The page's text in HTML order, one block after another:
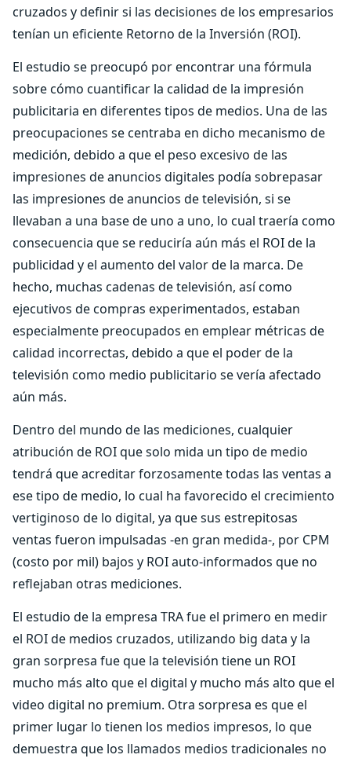
cruzados y definir si las decisiones de los empresarios
tenían un eficiente Retorno de la Inversión (ROI).
El estudio se preocupó por encontrar una fórmula
sobre cómo cuantificar la calidad de la impresión
publicitaria en diferentes tipos de medios. Una de las
preocupaciones se centraba en dicho mecanismo de
medición, debido a que el peso excesivo de las
impresiones de anuncios digitales podía sobrepasar
las impresiones de anuncios de televisión, si se
llevaban a una base de uno a uno, lo cual traería como
consecuencia que se reduciría aún más el ROI de la
publicidad y el aumento del valor de la marca. De
hecho, muchas cadenas de televisión, así como
ejecutivos de compras experimentados, estaban
especialmente preocupados en emplear métricas de
calidad incorrectas, debido a que el poder de la
televisión como medio publicitario se vería afectado
aún más.
Dentro del mundo de las mediciones, cualquier
atribución de ROI que solo mida un tipo de medio
tendrá que acreditar forzosamente todas las ventas a
ese tipo de medio, lo cual ha favorecido el crecimiento
vertiginoso de lo digital, ya que sus estrepitosas
ventas fueron impulsadas -en gran medida-, por CPM
(costo por mil) bajos y ROI auto-informados que no
reflejaban otras mediciones.
El estudio de la empresa TRA fue el primero en medir
el ROI de medios cruzados, utilizando big data y la
gran sorpresa fue que la televisión tiene un ROI
mucho más alto que el digital y mucho más alto que el
video digital no premium. Otra sorpresa es que el
primer lugar lo tienen los medios impresos, lo que
demuestra que los llamados medios tradicionales no